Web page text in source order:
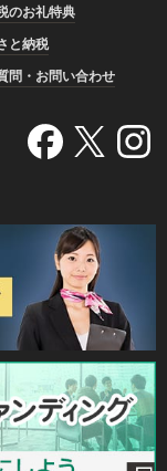
のお礼特典
と納税
問・お問い合わせ